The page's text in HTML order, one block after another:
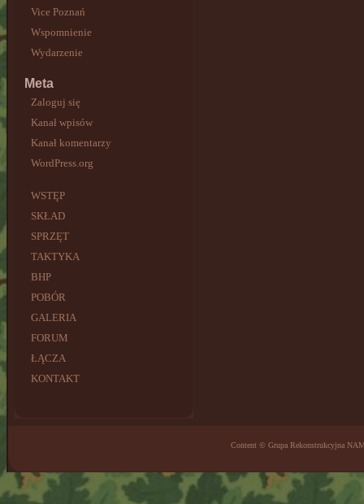
Vice Poznań
Wspomnienie
Wydarzenie
Meta
Zaloguj się
Kanał wpisów
Kanał komentarzy
WordPress.org
WSTĘP
SKŁAD
SPRZĘT
TAKTYKA
BHP
POBÓR
GALERIA
FORUM
ŁĄCZA
KONTAKT
Content © Grupa Rekonstrukcyjna